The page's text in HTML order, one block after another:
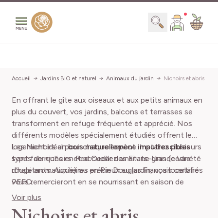
Chercher
Accueil Jardins BIO et naturel Animaux du jardin Nichoirs et abris
En offrant le gîte aux oiseaux et aux petits animaux en
plus du couvert, vos jardins, balcons et terrasses se
transforment en refuge fréquenté et apprécié. Nos
différents modèles spécialement étudiés offrent le
logement idéal pour chaque espèce. Installez plusieurs
types de nichoirs et accueillez ainsi une grande variété
d’habitants. Auxiliaires précieux au jardin, vos locataires
vous remercieront en se nourrissant en saison de
nombreux insectes nuisibles (chenilles, pucerons,
Les Nichoirs enbois naturellement imputrescibles
sont fabriqués en Red Cedar des Etats-Unis (cèdre
rouge aromatique) ou en Pin Douglas Français certifié
PEFC.
Voir plus